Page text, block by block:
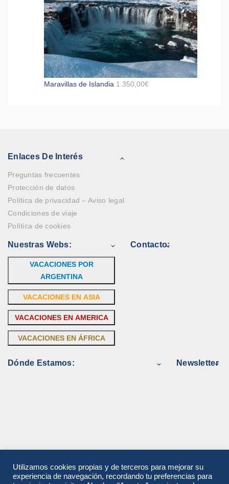
Maravillas de Islandia 1.350,00€
Enlaces De Interés
Preguntas frecuentes
Protección de datos
Política de privacidad – Aviso legal
Condiciones de viaje
Política de cookies
Nuestras Webs:
VACACIONES POR
ARGENTINA
VACACIONES EN ASIA
VACACIONES EN AMERICA
VACACIONES EN ÁFRICA
Contacto:
Dónde Estamos: Newsletter
Utilizamos cookies propias y de terceros para mejorar su
experiencia de navegación, recordando tu preferencias para